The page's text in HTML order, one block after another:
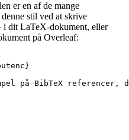
er en af de mange
stil ved at skrive
i dit LaTeX-dokument, eller
på Overleaf:
}
på BibTeX